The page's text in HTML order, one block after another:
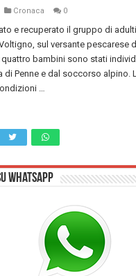
Cronaca 0
e recuperato il gruppo di
sul versante pescarese
bambini sono stati
di Penne e dal soccorso alpino.
…
Whatsapp